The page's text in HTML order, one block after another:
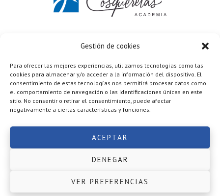
Gestión de cookies
Para ofrecer las mejores experiencias, utilizamos tecnologías como las
cookies para almacenar y/o acceder a la información del dispositivo. El
consentimiento de estas tecnologías nos permitirá procesar datos como
el comportamiento de navegación o las identificaciones únicas en este
sitio. No consentir o retirar el consentimiento, puede afectar
negativamente a ciertas características y funciones.
ACEPTAR
DENEGAR
VER PREFERENCIAS
637 672 033
Política de privacidad·Términos y condiciones
Cookies·Aviso legal
Copyright © 2026 ·Academia Cosqueretasrealizada por
Mario López Ruiz